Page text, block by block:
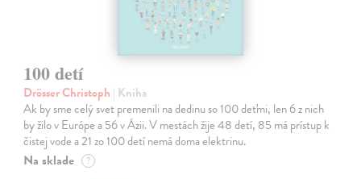
100 detí
Drösser Christoph | Kniha
Ak by sme celý svet premenili na dedinu so 100 deťmi, len 6 z nich
by žilo v Európe a 56 v Ázii. V mestách žije 48 detí, 85 má prístup k
čistej vode a 21 zo 100 detí nemá doma elektrinu.
Na sklade ?